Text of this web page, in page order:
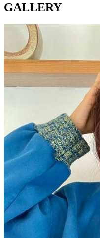
GALLERY